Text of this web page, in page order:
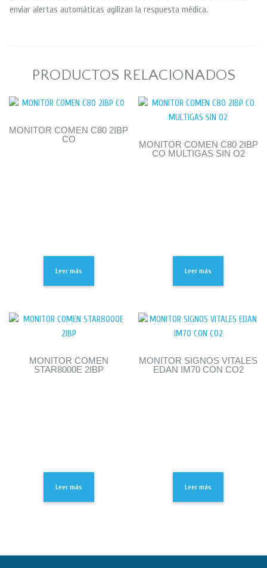
enviar alertas automáticas agilizan la respuesta médica.
PRODUCTOS RELACIONADOS
MONITOR COMEN C80 2IBP
CO
Leer más
MONITOR COMEN C80 2IBP
CO MULTIGAS SIN O2
Leer más
MONITOR COMEN
STAR8000E 2IBP
Leer más
MONITOR SIGNOS VITALES
EDAN IM70 CON CO2
Leer más